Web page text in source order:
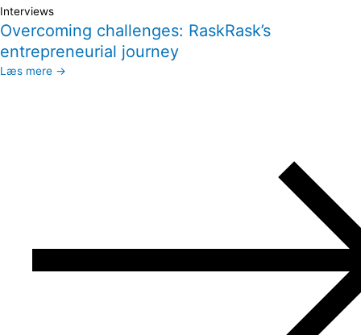
Interviews
Overcoming challenges: RaskRask’s
entrepreneurial journey
Læs mere →